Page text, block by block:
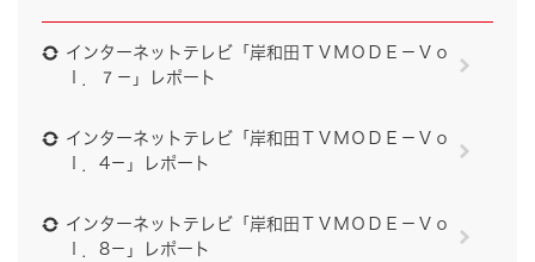
インターネットテレビ「岸和田ＴＶＭＯＤＥ－Ｖｏ
ｌ．７－」レポート
インターネットテレビ「岸和田ＴＶＭＯＤＥ－Ｖｏ
ｌ．4－」レポート
インターネットテレビ「岸和田ＴＶＭＯＤＥ－Ｖｏ
ｌ．8－」レポート